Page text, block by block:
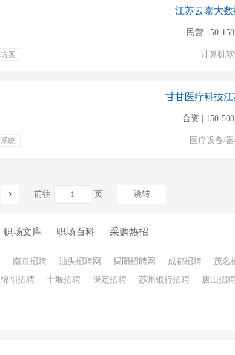
案
江苏云泰大数
民营 | 50-
计算机
统
甘甘医疗科技江
合资 | 150-
医疗设备/
前往 页 跳转
职场文库 职场百科 采购热招
南京招聘 汕头招聘网 揭阳招聘网 成都招聘 茂名
绵阳招聘 十堰招聘 保定招聘 苏州银行招聘 唐山招聘